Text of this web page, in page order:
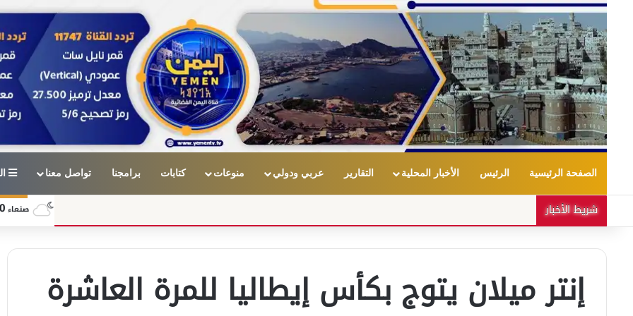
الصفحة الرئيسية الرئيس الأخبار المحلية التقارير عربي ودولي منوعات كتابات برامجنا تواصل معنا
شريط الأخبار صنعاء
إنتر ميلان يتوج بكأس إيطاليا للمرة العاشرة